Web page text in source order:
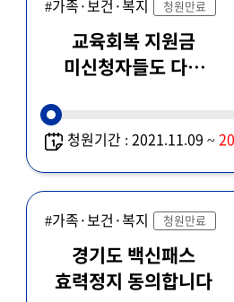
#가족·보건·복지 청원만료
교육회복 지원금
미신청자들도 다시
청원기간 : 2021.11.09 ~
#가족·보건·복지 청원만료
경기도 백신패스
효력정지 동의합니다